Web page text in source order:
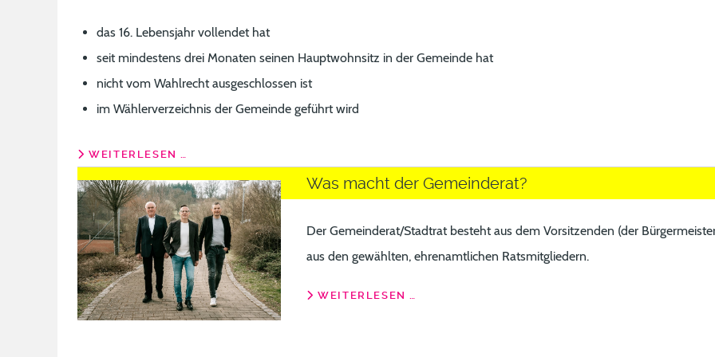
das 16. Lebensjahr vollendet hat
seit mindestens drei Monaten seinen Hauptwohnsitz in der Gemeinde hat
nicht vom Wahlrecht ausgeschlossen ist
im Wählerverzeichnis der Gemeinde geführt wird
WEITERLESEN …
Was macht der Gemeinderat?
Der Gemeinderat/Stadtratbesteht aus dem Vorsitzenden (der
aus den gewählten, ehrenamtlichen Ratsmitgliedern.
WEITERLESEN …